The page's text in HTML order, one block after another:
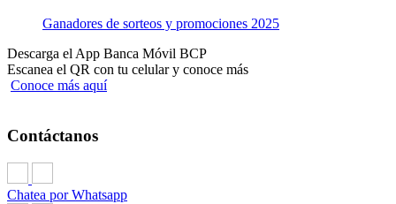
Ganadores de sorteos y promociones 2025
Descarga el App Banca Móvil BCP
Escanea el QR con tu celular y conoce más
Conoce más aquí
Contáctanos
Chatea por Whatsapp